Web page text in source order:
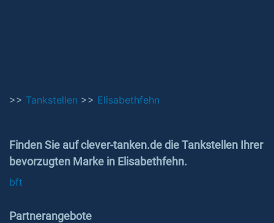
>> Tankstellen >> Elisabethfehn
Finden Sie auf clever-tanken.de die Tankstellen Ihrer
bevorzugten Marke in Elisabethfehn.
bft
Partnerangebote